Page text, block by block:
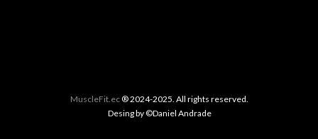
MuscleFit.ec® 2024-2025. All rights reserved.
Desing by ©Daniel Andrade